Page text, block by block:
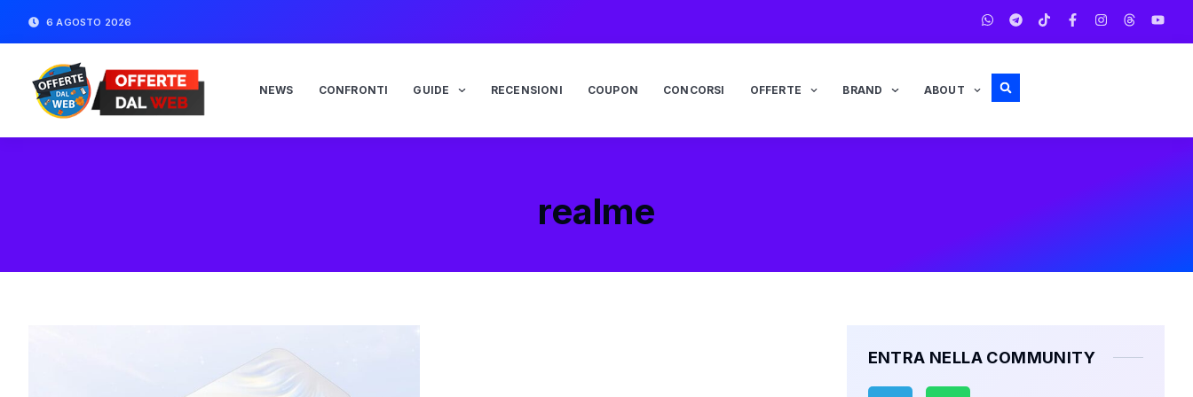
6 AGOSTO 2026
NEWS CONFRONTI GUIDE RECENSIONI COUPON CONCORSI OFFERTE BRAND ABOUT
realme
ENTRA NELLA COMMUNITY